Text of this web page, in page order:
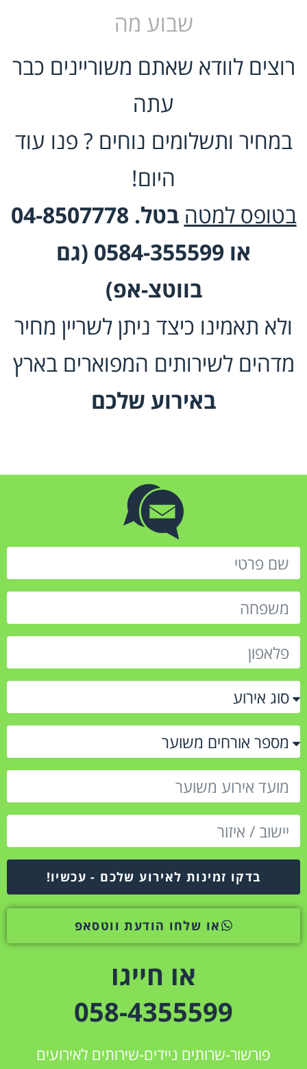
שבוע מה
רוצים לוודא שאתם משוריינים כבר
עתה
במחיר ותשלומים נוחים ? פנו עוד
היום!
בטופס למטה בטל. 04-8507778
או 0584-355599 (גם
בווטצ-אפ)
ולא תאמינו כיצד ניתן לשריין מחיר
מדהים לשירותים המפוארים בארץ
באירוע שלכם
בדקו זמינות לאירוע שלכם - עכשיו!
או שלחו הודעת ווטסאפ
או חייגו
058-4355599
פורשור-שרותים ניידים-שירותים לאירועים